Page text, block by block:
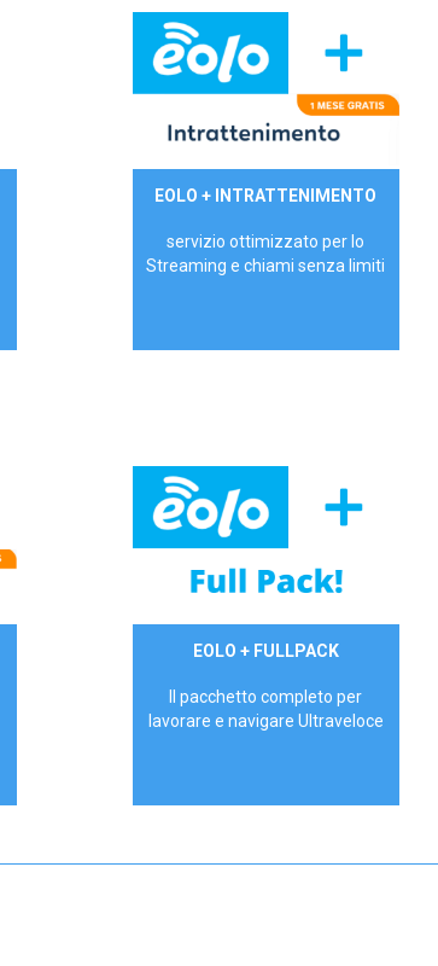
29,90€/mese
EOLO + INTRATTENIMENTO
servizio ottimizzato per lo
Streaming e chiami senza limiti
34,90 €/meseEOLO + FULLPACK
Il pacchetto completo per
lavorare e navigare Ultraveloce